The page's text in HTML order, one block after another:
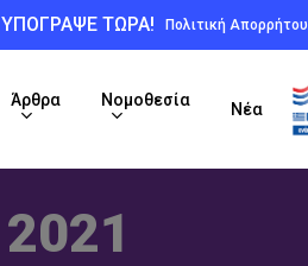
ΤΩΡΑ! Πολιτική Απορρήτου
Άρθρα Νομοθεσία
Νέα